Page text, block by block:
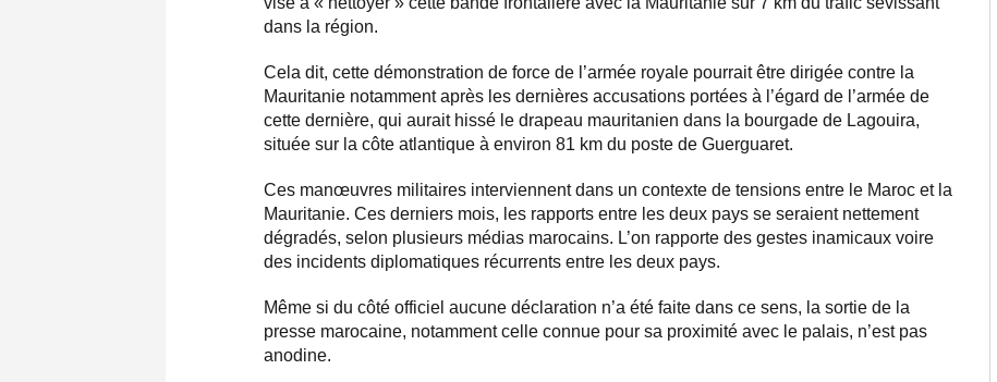
dans la région.
Cela dit, cette démonstration de force de l’armée royale pourrait être dirigée contre la
Mauritanie notamment après les dernières accusations portées à l’égard de l’armée de
cette dernière, qui aurait hissé le drapeau mauritanien dans la bourgade de Lagouira,
située sur la côte atlantique à environ 81 km du poste de Guerguaret.
Ces manœuvres militaires interviennent dans un contexte de tensions entre le Maroc et la
Mauritanie. Ces derniers mois, les rapports entre les deux pays se seraient nettement
dégradés, selon plusieurs médias marocains. L’on rapporte des gestes inamicaux voire
des incidents diplomatiques récurrents entre les deux pays.
Même si du côté officiel aucune déclaration n’a été faite dans ce sens, la sortie de la
presse marocaine, notamment celle connue pour sa proximité avec le palais, n’est pas
anodine.